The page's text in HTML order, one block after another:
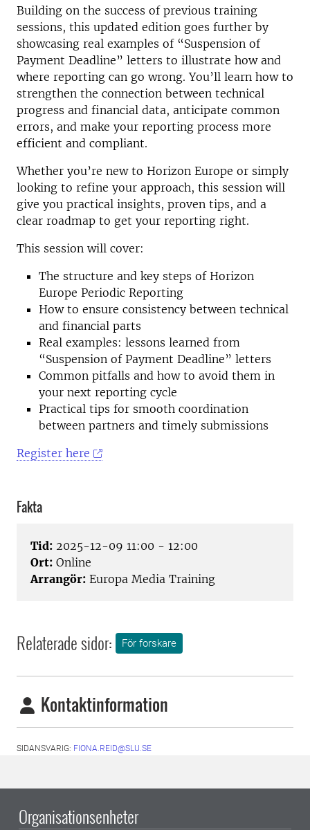
Building on the success of previous training
sessions, this updated edition goes further by
showcasing real examples of “Suspension of
Payment Deadline” letters to illustrate how and
where reporting can go wrong. You’ll learn how to
strengthen the connection between technical
progress and financial data, anticipate common
errors, and make your reporting process more
efficient and compliant.
Whether you’re new to Horizon Europe or simply
looking to refine your approach, this session will
give you practical insights, proven tips, and a
clear roadmap to get your reporting right.
This session will cover:
The structure and key steps of Horizon
Europe Periodic Reporting
How to ensure consistency between technical
and financial parts
Real examples: lessons learned from
“Suspension of Payment Deadline” letters
Common pitfalls and how to avoid them in
your next reporting cycle
Practical tips for smooth coordination
between partners and timely submissions
Register here
Fakta
Tid: 2025-12-09 11:00 - 12:00
Ort: Online
Arrangör: Europa Media Training
Relaterade sidor: För forskare
Kontaktinformation
SIDANSVARIG: FIONA.REID@SLU.SE
Organisationsenheter